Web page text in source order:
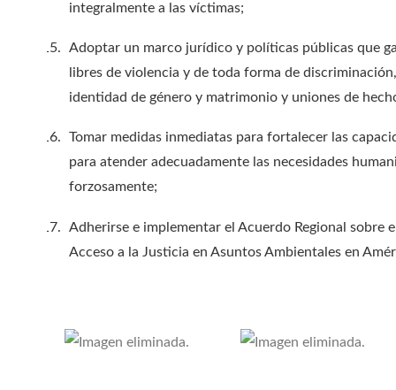
integralmente a las víctimas;
Adoptar un marco jurídico y políticas públicas que
libres de violencia y de toda forma de
identidad de género y matrimonio y uniones de
Tomar medidas inmediatas para fortalecer las
para atender adecuadamente las necesidades
forzosamente;
Adherirse e implementar el Acuerdo Regional
Acceso a la Justicia en Asuntos Ambientales en